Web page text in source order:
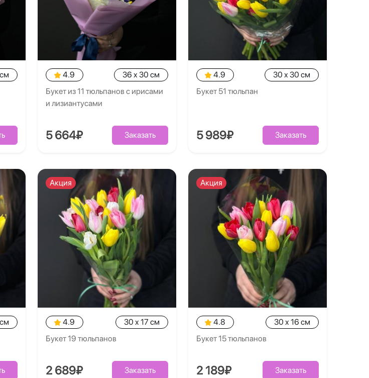
4.9
36 x 30 см
Букет из 11 тюльпанов с ирисами
и лизиантусами
5 664₽ Заказать
4.9
30 x 30 см
Букет 51 тюльпан
5 989₽ Заказать
Акция
4.9
30 x 17 см
Букет 19 тюльпанов
2 689₽ Заказать
Акция
4.8
30 x 16 см
Букет 15 тюльпанов
2 189₽ Заказать